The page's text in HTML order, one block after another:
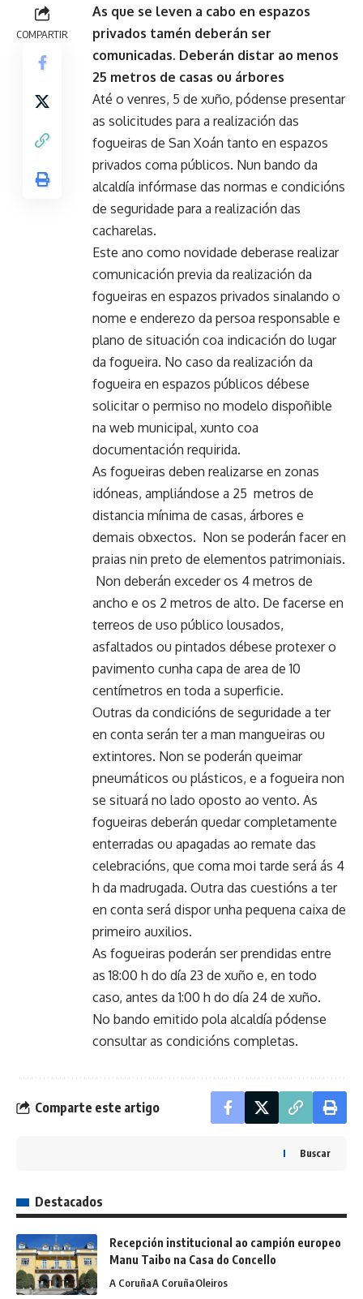
COMPARTIR
As que se leven a cabo en espazos
privados tamén deberán ser
comunicadas. Deberán distar ao menos
25 metros de casas ou árbores
Até o venres, 5 de xuño, pódense presentar
as solicitudes para a realización das
fogueiras de San Xoán tanto en espazos
privados coma públicos. Nun bando da
alcaldía infórmase das normas e condicións
de seguridade para a realización das
cacharelas.
Este ano como novidade deberase realizar
comunicación previa da realización da
fogueiras en espazos privados sinalando o
nome e enderezo da persoa responsable e
plano de situación coa indicación do lugar
da fogueira. No caso da realización da
fogueira en espazos públicos débese
solicitar o permiso no modelo dispoñible
na web municipal, xunto coa
documentación requirida.
As fogueiras deben realizarse en zonas
idóneas, ampliándose a 25 metros de
distancia mínima de casas, árbores e
demais obxectos. Non se poderán facer en
praias nin preto de elementos patrimoniais.
Non deberán exceder os 4 metros de
ancho e os 2 metros de alto. De facerse en
terreos de uso público lousados,
asfaltados ou pintados débese protexer o
pavimento cunha capa de area de 10
centímetros en toda a superficie.
Outras da condicións de seguridade a ter
en conta serán ter a man mangueiras ou
extintores. Non se poderán queimar
pneumáticos ou plásticos, e a fogueira non
se situará no lado oposto ao vento. As
fogueiras deberán quedar completamente
enterradas ou apagadas ao remate das
celebracións, que coma moi tarde será ás 4
h da madrugada. Outra das cuestións a ter
en conta será dispor unha pequena caixa de
primeiro auxilios.
As fogueiras poderán ser prendidas entre
as 18:00 h do día 23 de xuño e, en todo
caso, antes da 1:00 h do día 24 de xuño.
No bando emitido pola alcaldía pódense
consultar as condicións completas.
Comparte este artigo
Buscar
Destacados
Recepción institucional ao campión europeo
Manu Taibo na Casa do Concello
A CoruñaA CoruñaOleiros